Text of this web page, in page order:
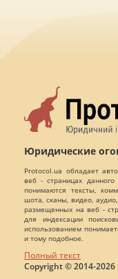
Юридические
Protocol.ua обладает
веб - страницах
понимаются тексты,
шота, сканы, видео,
размещенных на веб -
для индексации
использованием
и тому подобное.
Полный текст
Copyright © 2014-